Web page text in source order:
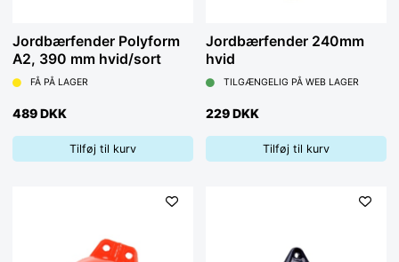
Jordbærfender Polyform
A2, 390 mm hvid/sort
FÅ PÅ LAGER
489 DKK
Tilføj til kurv
Jordbærfender 240mm
hvid
TILGÆNGELIG PÅ WEB LAGER
229 DKK
Tilføj til kurv